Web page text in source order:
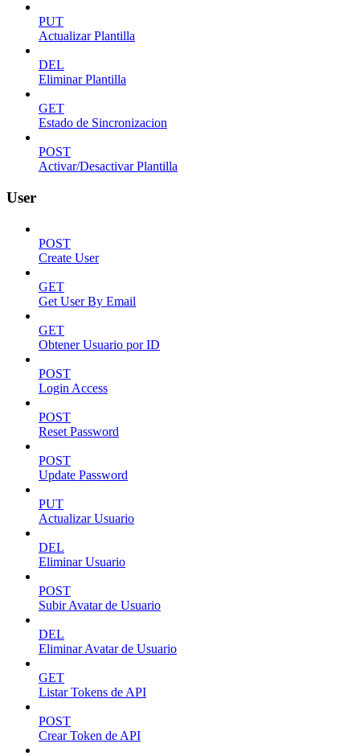
PUT
Actualizar Plantilla
DEL
Eliminar Plantilla
GET
Estado de Sincronizacion
POST
Activar/Desactivar Plantilla
User
POST
Create User
GET
Get User By Email
GET
Obtener Usuario por ID
POST
Login Access
POST
Reset Password
POST
Update Password
PUT
Actualizar Usuario
DEL
Eliminar Usuario
POST
Subir Avatar de Usuario
DEL
Eliminar Avatar de Usuario
GET
Listar Tokens de API
POST
Crear Token de API